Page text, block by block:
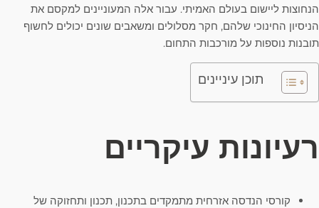
הנחוצות ליישום בעולם האמיתי. עבור אלה המעוניינים למקסם את
הניסיון החינוכי שלהם, חקר מסלולים ומשאבים שונים יכולים לחשוף
תובנות נוספות על מורכבות התחום.
תוכן עיניינים
רעיונות עיקריים
קורסי הנדסה אזרחית מתמקדים בתכנון, תכנון ותחזוקה של